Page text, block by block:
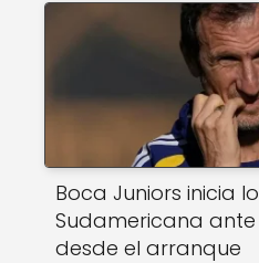
Boca Juniors inicia
Sudamericana ante
desde el arranque